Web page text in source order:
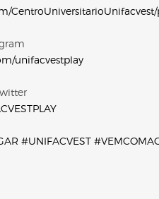
CentroUniversitarioUnifacvest/
unifacvestplay
#UNIFACVEST